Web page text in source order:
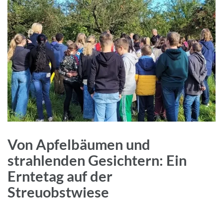
Von Apfelbäumen und
strahlenden Gesichtern: Ein
Erntetag auf der
Streuobstwiese